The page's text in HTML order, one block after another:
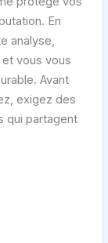
En
analyse,
vous vous
Avant
exigez des
qui partagent